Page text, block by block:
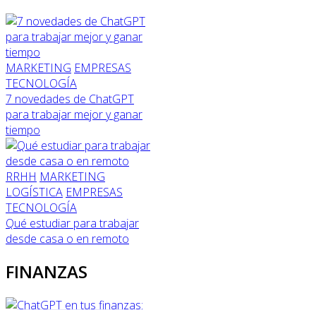
MARKETING EMPRESAS
TECNOLOGÍA
7 novedades de ChatGPT
para trabajar mejor y ganar
tiempo
RRHH MARKETING
LOGÍSTICA EMPRESAS
TECNOLOGÍA
Qué estudiar para trabajar
desde casa o en remoto
FINANZAS